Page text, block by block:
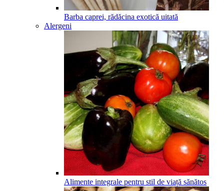
Barba caprei, rădăcina exotică uitată
Alergeni
Alimente integrale pentru stil de viață sănătos